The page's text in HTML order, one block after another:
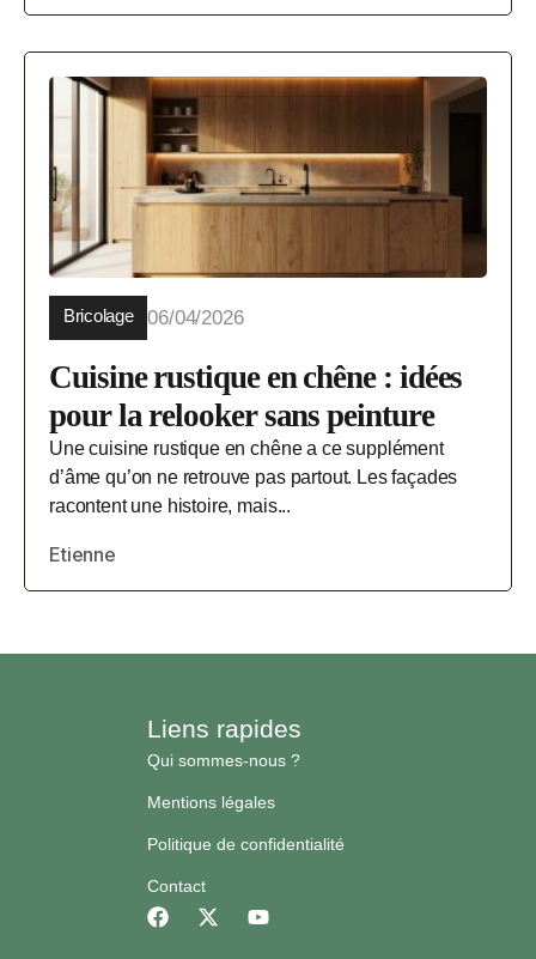
Bricolage 06/04/2026
Cuisine rustique en chêne : idées
pour la relooker sans peinture
Une cuisine rustique en chêne a ce supplément
d’âme qu’on ne retrouve pas partout. Les façades
racontent une histoire, mais...
Etienne
Liens rapides
Qui sommes-nous ?
Mentions légales
Politique de confidentialité
Contact